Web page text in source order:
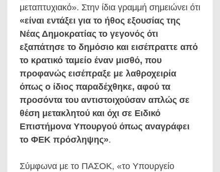
μεταπτυχιακό». Στην ίδια γραμμή σημειώνει ότι
«είναι εντάξει για το ήθος εξουσίας της
Νέας Δημοκρατίας το γεγονός ότι
εξαπάτησε το δημόσιο και εισέπραττε από
το κρατικό ταμείο έναν μισθό, που
προφανώς εισέπραξε με λαθροχειρία
όπως ο ίδιος παραδέχθηκε, αφού τα
προσόντα του αντιστοιχούσαν απλώς σε
θέση μετακλητού και όχι σε Ειδικό
Επιστήμονα Υπουργού όπως αναγράφει
το ΦΕΚ πρόσληψης».
Σύμφωνα με το ΠΑΣΟΚ, «το Υπουργείο